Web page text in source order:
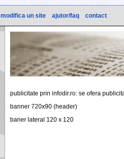
modifica un site ajutor/faq contact
publicitate prin infodir.ro: se ofera
banner 720x90 (header)
baner lateral 120 x 120